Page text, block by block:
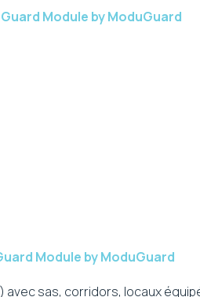
Module by ModuGuard
Module by ModuGuard
avec sas, corridors, locaux